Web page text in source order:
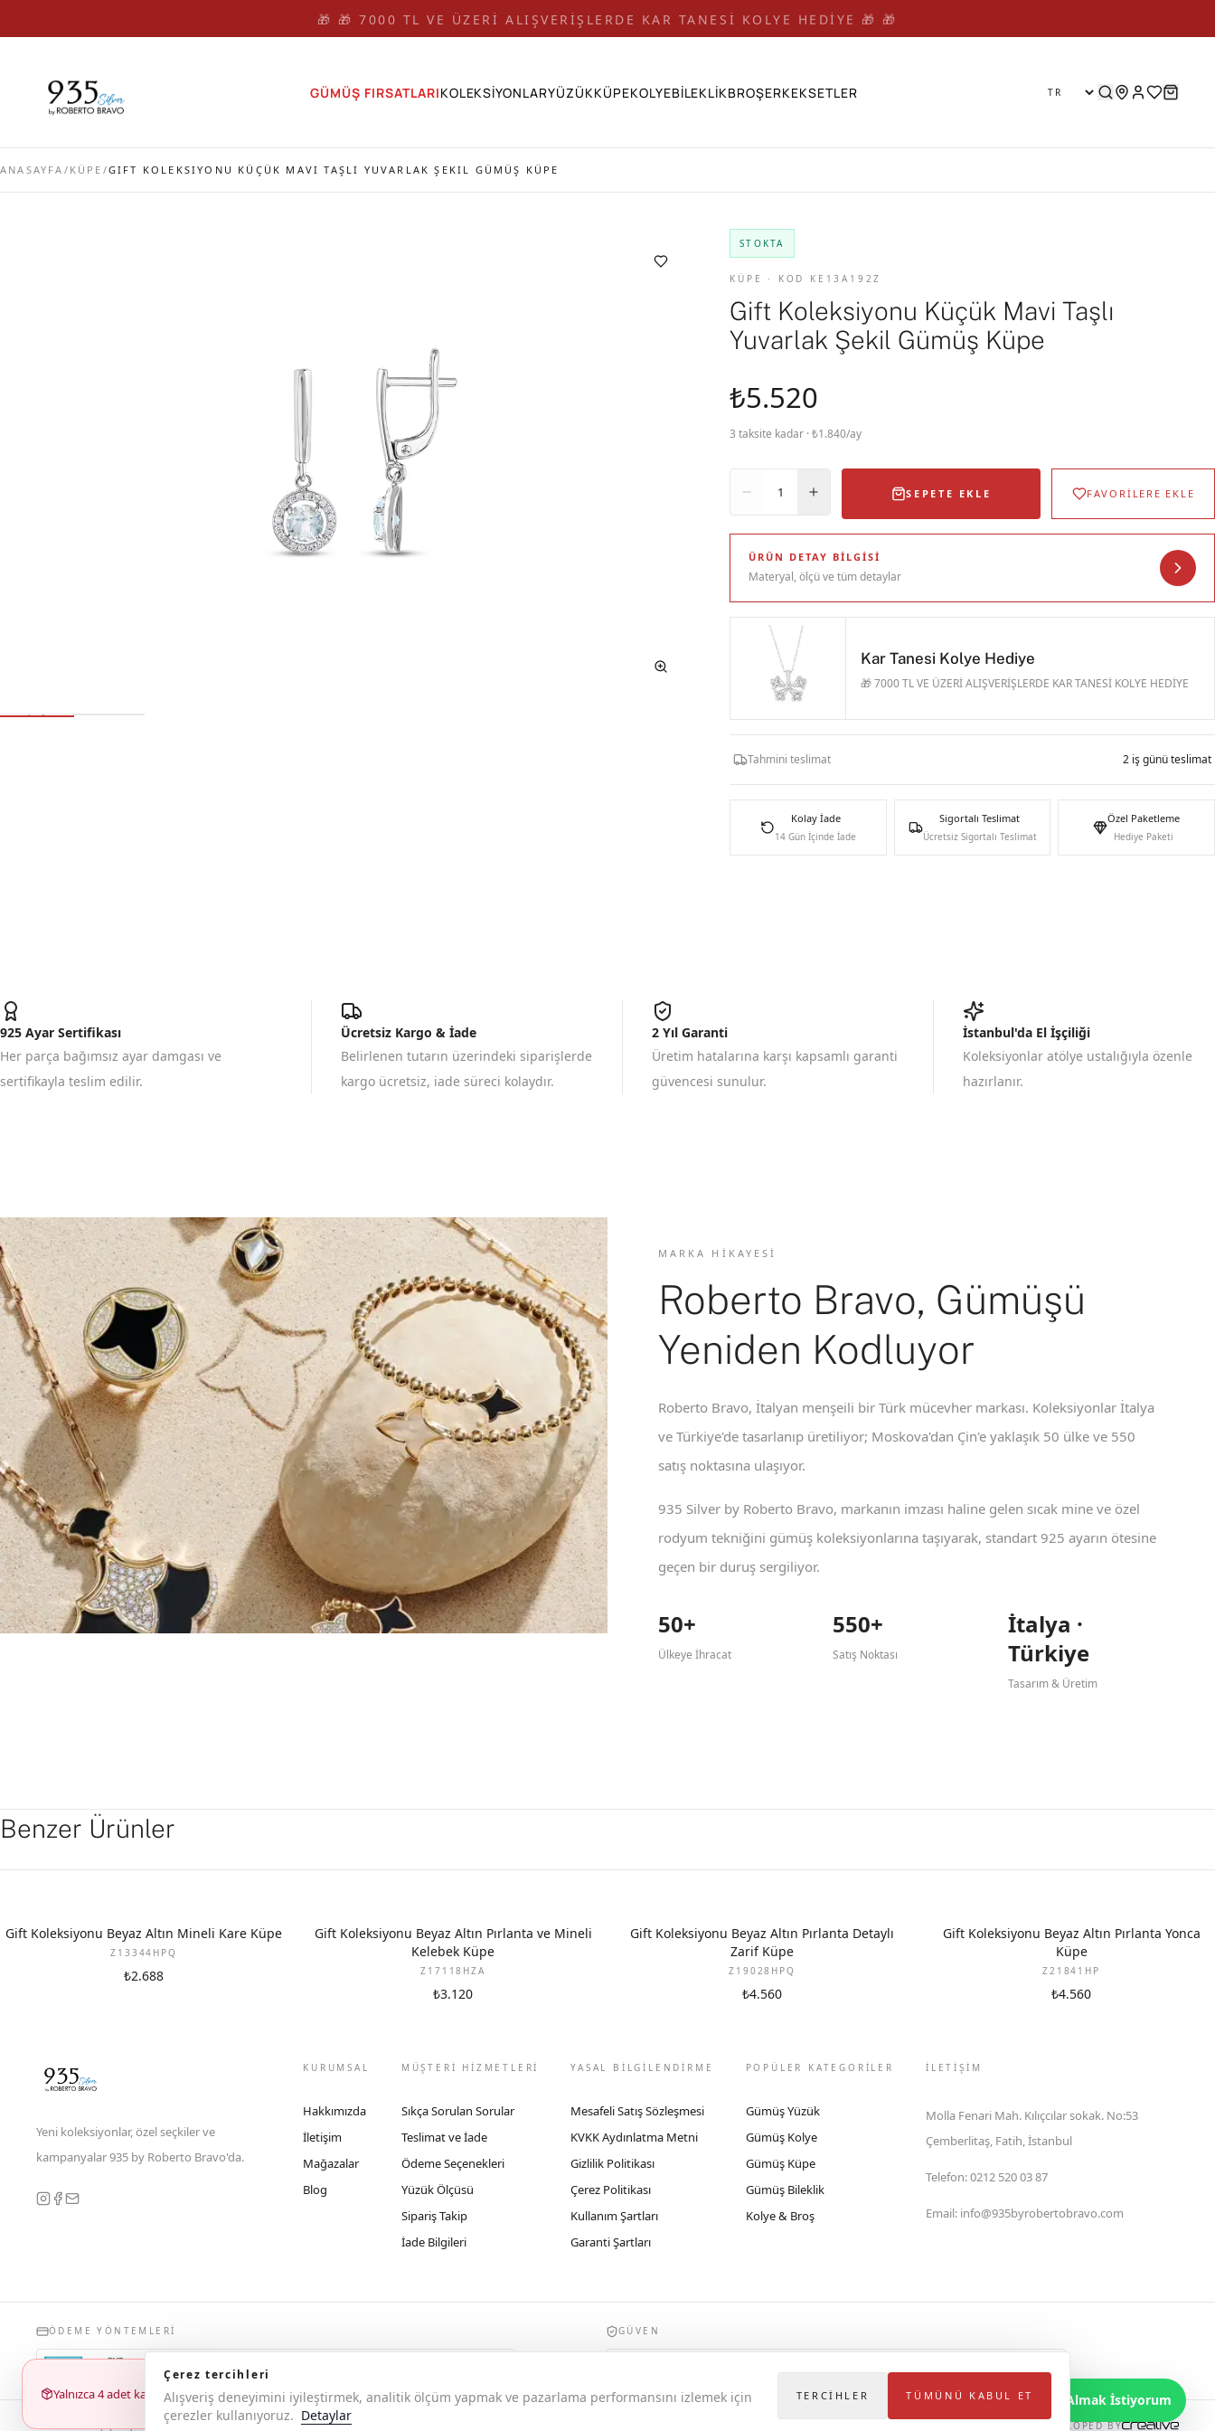
🎁 🎁 7000 TL VE ÜZERİ ALIŞVERİŞLERDE KAR TANESİ KOLYE HEDİYE 🎁 🎁
GÜMÜŞ FIRSATLARIKOLEKSİYONLARYÜZÜKKÜPEKOLYEBİLEKLİKBROŞERKEKSETLER
ANASAYFA / KÜPE /GIFT KOLEKSIYONU KÜÇÜK MAVI TAŞLI YUVARLAK ŞEKIL GÜMÜŞ KÜPE
STOKTA
KÜPE · KOD KE13A192Z
Gift Koleksiyonu Küçük Mavi Taşlı
Yuvarlak Şekil Gümüş Küpe
Yalnızca 4 adet kaldı
₺5.520
3 taksite kadar · ₺1.840/ay
1 SEPETE EKLE FAVORİLERE EKLE
ÜRÜN DETAY BILGISI
Materyal, ölçü ve tüm detaylar
Kar Tanesi Kolye Hediye
🎁 7000 TL VE ÜZERİ ALIŞVERİŞLERDE KAR TANESİ KOLYE HEDİYE
Tahmini teslimat 2 iş günü teslimat
Kolay İade
14 Gün İçinde İade
Sigortalı Teslimat
Ücretsiz Sigortalı Teslimat
Özel Paketleme
Hediye Paketi
925 Ayar Sertifikası
Her parça bağımsız ayar damgası ve
sertifikayla teslim edilir.
Ücretsiz Kargo & İade
Belirlenen tutarın üzerindeki siparişlerde
kargo ücretsiz, iade süreci kolaydır.
2 Yıl Garanti
Üretim hatalarına karşı kapsamlı garanti
güvencesi sunulur.
İstanbul'da El İşçiliği
Koleksiyonlar atölye ustalığıyla özenle
hazırlanır.
MARKA HIKAYESI
Roberto Bravo, Gümüşü
Yeniden Kodluyor
Roberto Bravo, İtalyan menşeili bir Türk mücevher markası. Koleksiyonlar İtalya
ve Türkiye'de tasarlanıp üretiliyor; Moskova'dan Çin'e yaklaşık 50 ülke ve 550
satış noktasına ulaşıyor.
935 Silver by Roberto Bravo, markanın imzası haline gelen sıcak mine ve özel
rodyum tekniğini gümüş koleksiyonlarına taşıyarak, standart 925 ayarın ötesine
geçen bir duruş sergiliyor.
50+
Ülkeye İhracat
550+
Satış Noktası
İtalya ·
Türkiye
Tasarım & Üretim
Benzer Ürünler
YENI
Gift Koleksiyonu Beyaz Altın Mineli Kare Küpe
Z13344HPQ
₺2.688
YENI
Gift Koleksiyonu Beyaz Altın Pırlanta ve Mineli
Kelebek Küpe
Z17118HZA
₺3.120
YENI
Gift Koleksiyonu Beyaz Altın Pırlanta Detaylı
Zarif Küpe
Z19028HPQ
₺4.560
YENI
Gift Koleksiyonu Beyaz Altın Pırlanta Yonca
Küpe
Z21841HP
₺4.560
Yeni koleksiyonlar, özel seçkiler ve
kampanyalar 935 by Roberto Bravo'da.
KURUMSAL
Hakkımızda
İletişim
Mağazalar
Blog
MÜŞTERİ HİZMETLERİ
Sıkça Sorulan Sorular
Teslimat ve İade
Ödeme Seçenekleri
Yüzük Ölçüsü
Sipariş Takip
İade Bilgileri
YASAL BİLGİLENDİRME
Mesafeli Satış Sözleşmesi
KVKK Aydınlatma Metni
Gizlilik Politikası
Çerez Politikası
Kullanım Şartları
Garanti Şartları
POPÜLER KATEGORİLER
Gümüş Yüzük
Gümüş Kolye
Gümüş Küpe
Gümüş Bileklik
Kolye & Broş
İLETIŞIM
Molla Fenari Mah. Kılıçcılar sokak. No:53
Çemberlitaş, Fatih, İstanbul
Telefon:0212 520 03 87
Email: info@935byrobertobravo.com
ÖDEME YÖNTEMLERI GÜVEN
© 2026 Copyright 935 by Roberto Bravo DEVELOPED BY
Bilgi Almak İstiyorum
Çerez tercihleri
Alışveriş deneyimini iyileştirmek, analitik ölçüm yapmak ve pazarlama performansını izlemek için
çerezler kullanıyoruz. Detaylar
TERCIHLER TÜMÜNÜ KABUL ET